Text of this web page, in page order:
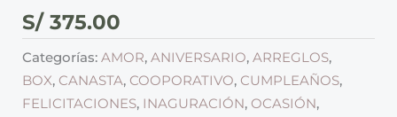
S/375.00
Categorías:AMOR,ANIVERSARIO,ARREGLOS,
BOX, CANASTA, COOPORATIVO, CUMPLEAÑOS,
FELICITACIONES, INAGURACIÓN, OCASIÓN,